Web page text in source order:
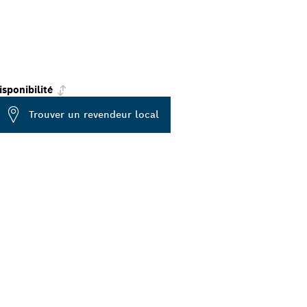
Trouver un revendeur local